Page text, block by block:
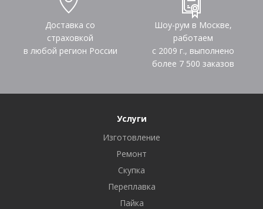
Доставка со
страховкой
в любой регион России
Шоу-рум в Москве,
работаем
с 2009 г., выполнено
более 7 500 заказов
Услуги
Изготовление
Ремонт
Скупка
Переплавка
Пайка